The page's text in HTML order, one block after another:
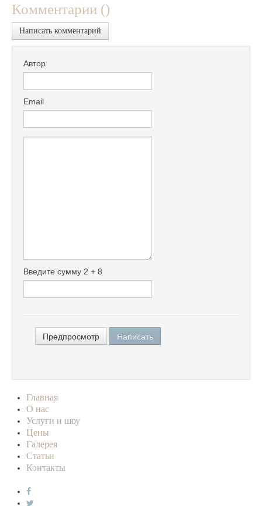
Комментарии ()
Написать комментарий
Автор
Email
Введите сумму 2 + 8
Главная
О нас
Услуги и шоу
Цены
Галерея
Статьи
Контакты